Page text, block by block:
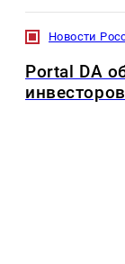
Новости
Portal DA